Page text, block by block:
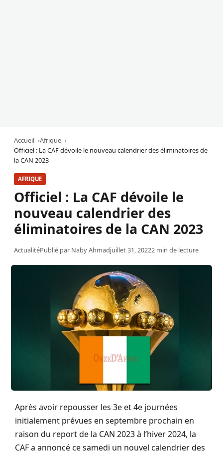
Accueil
Afrique
Officiel : La CAF dévoile le nouveau calendrier des éliminatoires de
la CAN 2023
AFRIQUE
Officiel : La CAF dévoile le
nouveau calendrier des
éliminatoires de la CAN 2023
ActualitéPublié par Naby Ahmadjuillet 31, 20222 min de lecture
Après avoir repousser les 3e et 4e journées
initialement prévues en septembre prochain en
raison du report de la CAN 2023 à l’hiver 2024, la
CAF a annoncé ce samedi un nouvel calendrier des